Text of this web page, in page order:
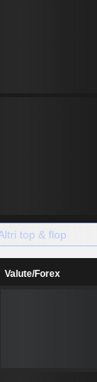
top & flop
Valute/Forex